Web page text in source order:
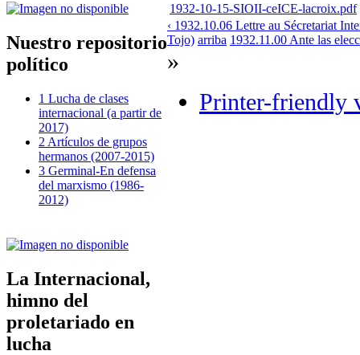
Nuestro repositorio
político
1 Lucha de clases
internacional (a partir de
2017)
2 Artículos de grupos
hermanos (2007-2015)
3 Germinal-En defensa
del marxismo (1986-
2012)
La Internacional,
himno del
proletariado en
lucha
1932-10-15-SIOII-ceICE-lacroix.pdf
‹ 1932.10.06 Lettre au Sécretariat
Tojo) arriba 1932.11.00 Ante las
»
Printer-friendly